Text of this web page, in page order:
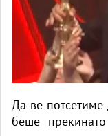
Да ве потсетиме
беше